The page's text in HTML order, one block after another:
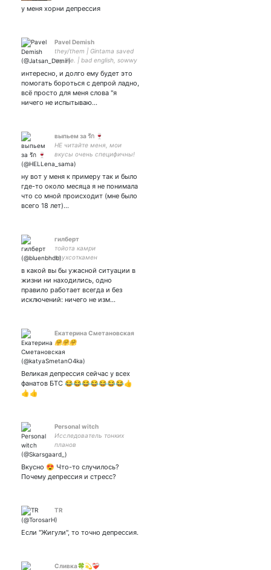
у меня хорни депрессия
Pavel Demish
they/them | Gintama saved
my life. | bad english, sowwy
интересно, и долго ему будет это
помогать бороться с депрой ладно,
всё просто для меня слова "я
ничего не испытываю…
выпьем за รัก 🍷
НЕ читайте меня, мои
вкусы очень специфичны!
🔞 | #BTS ot7 | #vkook
BL | #шуткиза300 | books &
wine | i want to get better
but slow
ну вот у меня к примеру так и было
где-то около месяца я не понимала
что со мной происходит (мне было
всего 18 лет)…
гилберт
тойота камри
двухсоткамен
в какой вы бы ужасной ситуации в
жизни ни находились, одно
правило работает всегда и без
исключений: ничего не изм…
Екатерина Сметановская
🤗🤗🤗
Великая депрессия сейчас у всех
фанатов БТС 😂😂😂😂😂😂😂👍
👍👍
Personal witch
Исследователь тонких
планов
Вкусно 😍 Что-то случилось?
Почему депрессия и стресс?
TR
Если "Жигули", то точно депрессия.
Сливка🍀💫❤️‍🩹